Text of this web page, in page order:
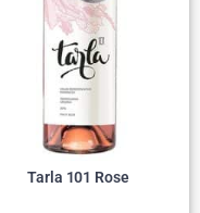
Tarla 101 Rose